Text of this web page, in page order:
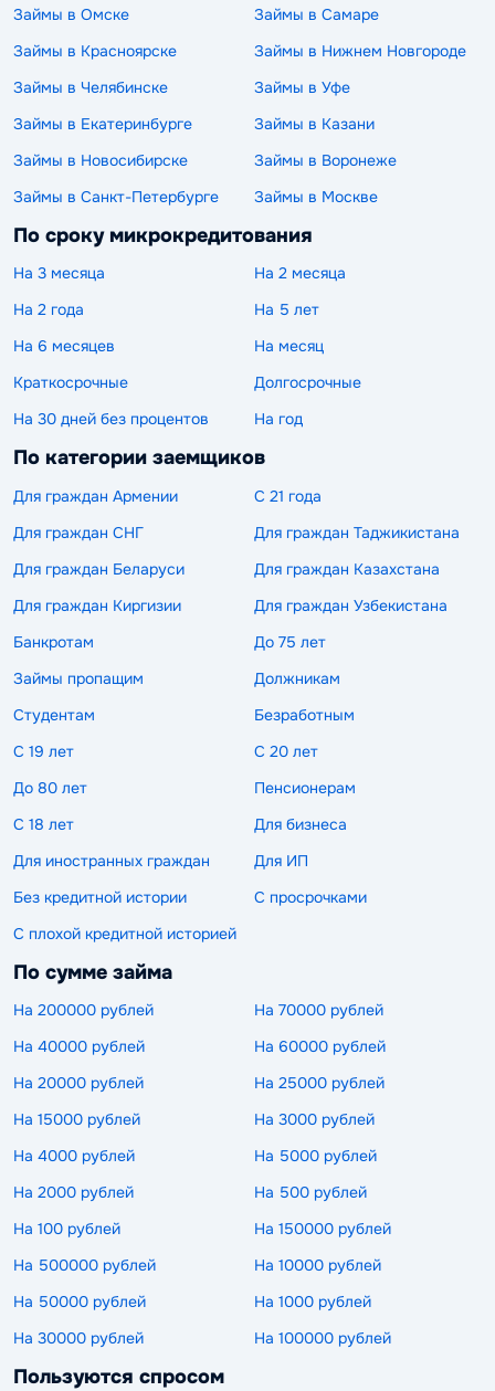
Займы в Омске
Займы в Самаре
Займы в Красноярске
Займы в Нижнем Новгороде
Займы в Челябинске
Займы в Уфе
Займы в Екатеринбурге
Займы в Казани
Займы в Новосибирске
Займы в Воронеже
Займы в Санкт-Петербурге
Займы в Москве
По сроку микрокредитования
На 3 месяца
На 2 месяца
На 2 года
На 5 лет
На 6 месяцев
На месяц
Краткосрочные
Долгосрочные
На 30 дней без процентов
На год
По категории заемщиков
Для граждан Армении
С 21 года
Для граждан СНГ
Для граждан Таджикистана
Для граждан Беларуси
Для граждан Казахстана
Для граждан Киргизии
Для граждан Узбекистана
Банкротам
До 75 лет
Займы пропащим
Должникам
Студентам
Безработным
С 19 лет
С 20 лет
До 80 лет
Пенсионерам
С 18 лет
Для бизнеса
Для иностранных граждан
Для ИП
Без кредитной истории
С просрочками
С плохой кредитной историей
По сумме займа
На 200000 рублей
На 70000 рублей
На 40000 рублей
На 60000 рублей
На 20000 рублей
На 25000 рублей
На 15000 рублей
На 3000 рублей
На 4000 рублей
На 5000 рублей
На 2000 рублей
На 500 рублей
На 100 рублей
На 150000 рублей
На 500000 рублей
На 10000 рублей
На 50000 рублей
На 1000 рублей
На 30000 рублей
На 100000 рублей
Пользуются спросом